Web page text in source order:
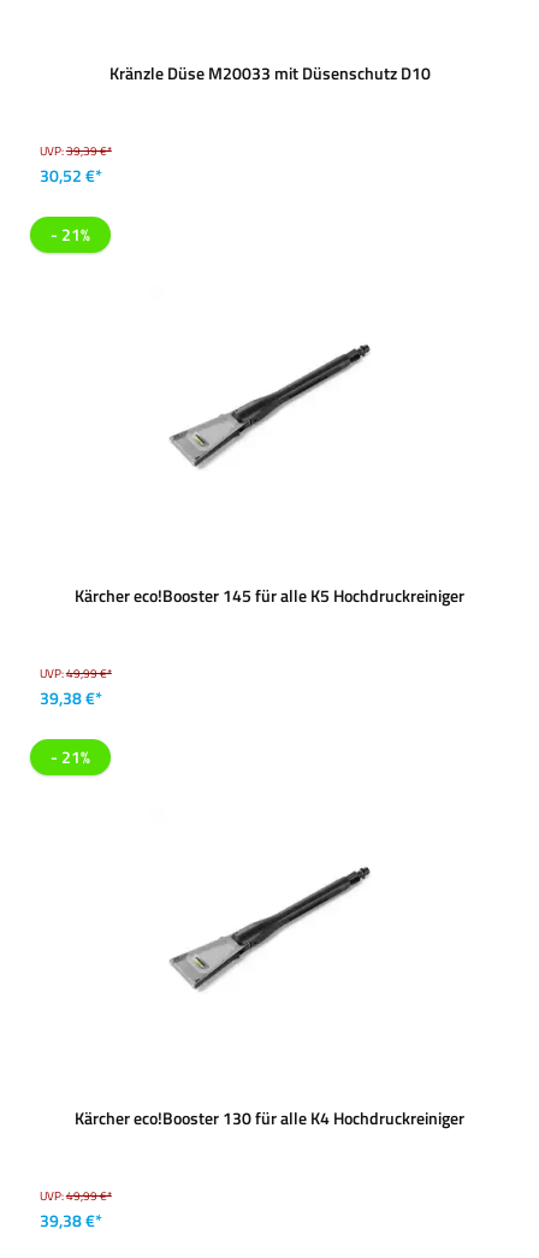
Kränzle Düse M20033 mit Düsenschutz D10
UVP:39,39 €*
30,52 €*
- 21%
Kärcher eco!Booster 145 für alle K5 Hochdruckreiniger
UVP:49,99 €*
39,38 €*
- 21%
Kärcher eco!Booster 130 für alle K4 Hochdruckreiniger
UVP:49,99 €*
39,38 €*